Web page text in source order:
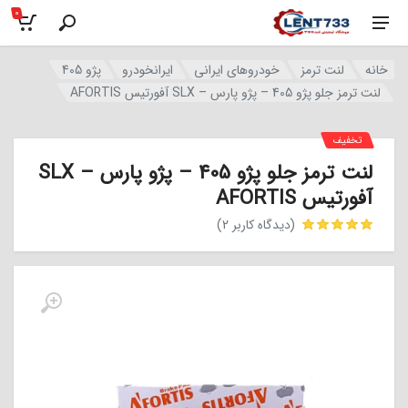
0
خانه لنت ترمز خودروهای ایرانی ایرانخودرو
پژو 405
لنت ترمز جلو پژو 405 – پژو پارس – SLX آفورتیس AFORTIS
لنت ترمز جلو پژو 405 – پژو پارس – SLX
آفورتیس AFORTIS
مشتری
(دیدگاه کاربر 2
)
تخفیف